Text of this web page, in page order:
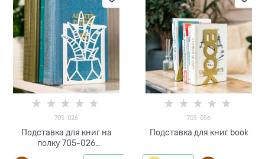
705-026
Подставка для книг на
полку 705-026
металлическая
705-056
Подставка для книг book